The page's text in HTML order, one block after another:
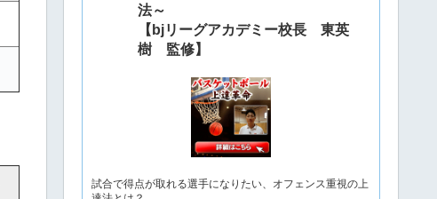
法～
【bjリーグアカデミー校長 東英
樹 監修】
試合で得点が取れる選手になりたい、オフェンス重視の上